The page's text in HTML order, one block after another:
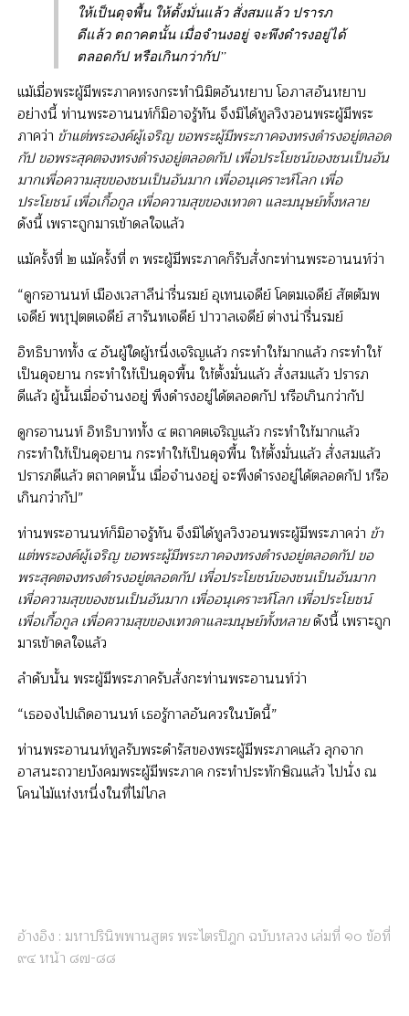
ให้เป็นดุจพื้น ให้ตั้งมั่นแล้ว สั่งสมแล้ว ปรารภ
ดีแล้ว ตถาคตนั้น เมื่อจำนงอยู่ จะพึงดำรงอยู่ได้
ตลอดกัป หรือเกินกว่ากัป”
แม้เมื่อพระผู้มีพระภาคทรงกระทำนิมิตอันหยาบ โอภาสอันหยาบ
อย่างนี้ ท่านพระอานนท์ก็มิอาจรู้ทัน จึงมิได้ทูลวิงวอนพระผู้มีพระ
ภาคว่า ข้าแต่พระองค์ผู้เจริญ ขอพระผู้มีพระภาคจงทรงดำรงอยู่ตลอด
กัป ขอพระสุคตจงทรงดำรงอยู่ตลอดกัป เพื่อประโยชน์ของชนเป็นอัน
มากเพื่อความสุขของชนเป็นอันมาก เพื่ออนุเคราะห์โลก เพื่อ
ประโยชน์ เพื่อเกื้อกูล เพื่อความสุขของเทวดา และมนุษย์ทั้งหลาย
ดังนี้ เพราะถูกมารเข้าดลใจแล้ว
แม้ครั้งที่ ๒ แม้ครั้งที่ ๓ พระผู้มีพระภาคก็รับสั่งกะท่านพระอานนท์ว่า
“ดูกรอานนท์ เมืองเวสาลีน่ารื่นรมย์ อุเทนเจดีย์ โคตมเจดีย์ สัตตัมพ
เจดีย์ พหุปุตตเจดีย์ สารันทเจดีย์ ปาวาลเจดีย์ ต่างน่ารื่นรมย์
อิทธิบาททั้ง ๔ อันผู้ใดผู้หนึ่งเจริญแล้ว กระทำให้มากแล้ว กระทำให้
เป็นดุจยาน กระทำให้เป็นดุจพื้น ให้ตั้งมั่นแล้ว สั่งสมแล้ว ปรารภ
ดีแล้ว ผู้นั้นเมื่อจำนงอยู่ พึงดำรงอยู่ได้ตลอดกัป หรือเกินกว่ากัป
ดูกรอานนท์ อิทธิบาททั้ง ๔ ตถาคตเจริญแล้ว กระทำให้มากแล้ว
กระทำให้เป็นดุจยาน กระทำให้เป็นดุจพื้น ให้ตั้งมั่นแล้ว สั่งสมแล้ว
ปรารภดีแล้ว ตถาคตนั้น เมื่อจำนงอยู่ จะพึงดำรงอยู่ได้ตลอดกัป หรือ
เกินกว่ากัป”
ท่านพระอานนท์ก็มิอาจรู้ทัน จึงมิได้ทูลวิงวอนพระผู้มีพระภาคว่า ข้า
แต่พระองค์ผู้เจริญ ขอพระผู้มีพระภาคจงทรงดำรงอยู่ตลอดกัป ขอ
พระสุคตจงทรงดำรงอยู่ตลอดกัป เพื่อประโยชน์ของชนเป็นอันมาก
เพื่อความสุขของชนเป็นอันมาก เพื่ออนุเคราะห์โลก เพื่อประโยชน์
เพื่อเกื้อกูล เพื่อความสุขของเทวดาและมนุษย์ทั้งหลายดังนี้ เพราะถูก
มารเข้าดลใจแล้ว
ลำดับนั้น พระผู้มีพระภาครับสั่งกะท่านพระอานนท์ว่า
“เธอจงไปเถิดอานนท์ เธอรู้กาลอันควรในบัดนี้”
ท่านพระอานนท์ทูลรับพระดำรัสของพระผู้มีพระภาคแล้ว ลุกจาก
อาสนะถวายบังคมพระผู้มีพระภาค กระทำประทักษิณแล้ว ไปนั่ง ณ
โคนไม้แห่งหนึ่งในที่ไม่ไกล
อ้างอิง : มหาปรินิพพานสูตร พระไตรปิฎก ฉบับหลวง เล่มที่ ๑๐ ข้อที่
๙๔ หน้า ๘๗-๘๘